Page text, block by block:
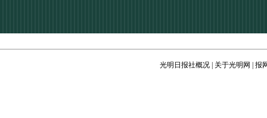
光明日报社概况 关于光明网 报